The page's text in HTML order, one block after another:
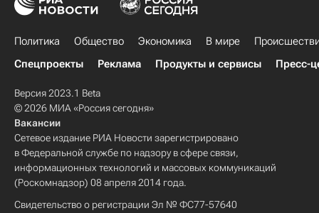
Политика Общество Экономика В мире
Спецпроекты
Реклама Продукты и сервисы Пресс-
Версия 2023.1 Beta
© 2026 МИА «Россия сегодня»
Вакансии
Сетевое издание РИА Новости зарегистрировано
в Федеральной службе по надзору в сфере связи,
информационных технологий и массовых коммуникаций
(Роскомнадзор) 08 апреля 2014 года.
Свидетельство о регистрации Эл № ФС77-57640